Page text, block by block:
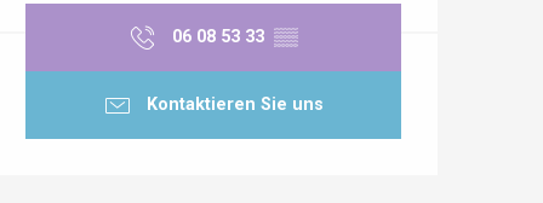
06 08 53 33 ▒▒
Kontaktieren Sie uns